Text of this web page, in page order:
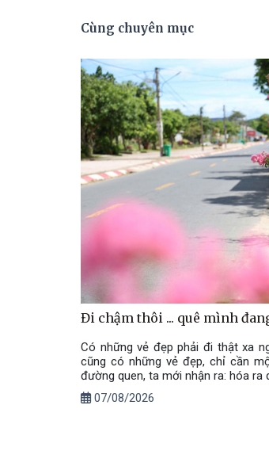
Cùng chuyên mục
Đi chậm thôi ... quê mình
Có những vẻ đẹp phải đi thật xa
cũng có những vẻ đẹp, chỉ cần
đường quen, ta mới nhận ra: hóa ra
07/08/2026